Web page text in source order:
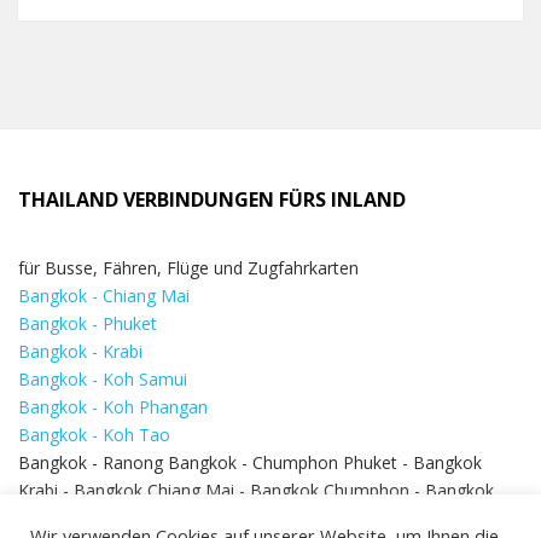
THAILAND VERBINDUNGEN FÜRS INLAND
für Busse, Fähren, Flüge und Zugfahrkarten
Bangkok - Chiang Mai
Bangkok - Phuket
Bangkok - Krabi
Bangkok - Koh Samui
Bangkok - Koh Phangan
Bangkok - Koh Tao
Bangkok - Ranong Bangkok - Chumphon Phuket - Bangkok
Krabi - Bangkok Chiang Mai - Bangkok Chumphon - Bangkok